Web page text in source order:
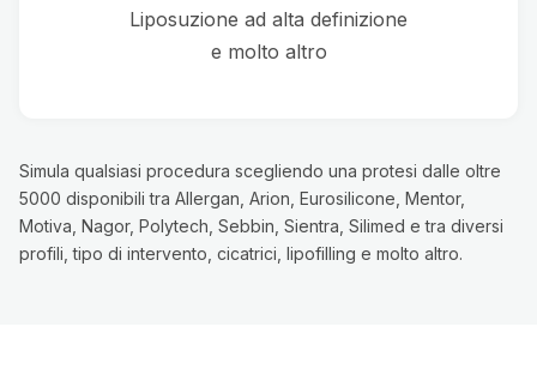
Liposuzione ad alta definizione
e molto altro
Simula qualsiasi procedura scegliendo una protesi dalle oltre
5000 disponibili tra Allergan, Arion, Eurosilicone, Mentor,
Motiva, Nagor, Polytech, Sebbin, Sientra, Silimed e tra diversi
profili, tipo di intervento, cicatrici, lipofilling e molto altro.